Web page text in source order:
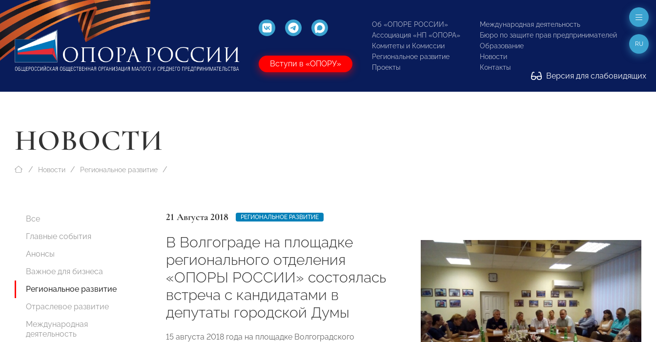
Вступи в «ОПОРУ»
Об «ОПОРЕ РОССИИ»
Ассоциация «НП «ОПОРА»
Комитеты и Комиссии
Региональное развитие
Проекты
Международная деятельность
Бюро по защите прав предпринимателей
Образование
Новости
Контакты
Версия для слабовидящих
RU
НОВОСТИ
Новости Региональное развитие
Все
Главные события
Анонсы
Важное для бизнеса
Региональное развитие
Отраслевое развитие
Международная
деятельность
21 Августа 2018 РЕГИОНАЛЬНОЕ РАЗВИТИЕ
В Волгограде на площадке
регионального отделения
«ОПОРЫ РОССИИ» состоялась
встреча с кандидатами в
депутаты городской Думы
15 августа 2018 года на площадке Волгоградского